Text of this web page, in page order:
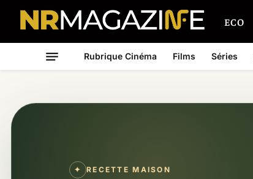
ECO
Rubrique Cinéma Films Séries
✦ RECETTE MAISON